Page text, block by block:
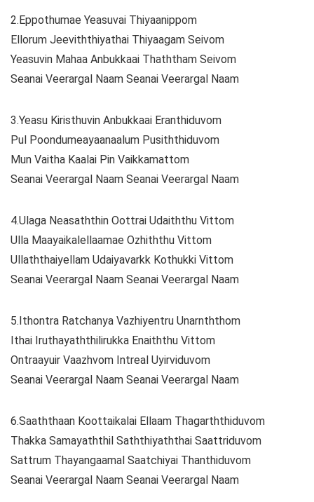
2.Eppothumae Yeasuvai Thiyaanippom
Ellorum Jeeviththiyathai Thiyaagam Seivom
Yeasuvin Mahaa Anbukkaai Thaththam Seivom
Seanai Veerargal Naam Seanai Veerargal Naam
3.Yeasu Kiristhuvin Anbukkaai Eranthiduvom
Pul Poondumeayaanaalum Pusiththiduvom
Mun Vaitha Kaalai Pin Vaikkamattom
Seanai Veerargal Naam Seanai Veerargal Naam
4.Ulaga Neasaththin Oottrai Udaiththu Vittom
Ulla Maayaikalellaamae Ozhiththu Vittom
Ullaththaiyellam Udaiyavarkk Kothukki Vittom
Seanai Veerargal Naam Seanai Veerargal Naam
5.Ithontra Ratchanya Vazhiyentru Unarnththom
Ithai Iruthayaththilirukka Enaiththu Vittom
Ontraayuir Vaazhvom Intreal Uyirviduvom
Seanai Veerargal Naam Seanai Veerargal Naam
6.Saaththaan Koottaikalai Ellaam Thagarththiduvom
Thakka Samayaththil Saththiyaththai Saattriduvom
Sattrum Thayangaamal Saatchiyai Thanthiduvom
Seanai Veerargal Naam Seanai Veerargal Naam